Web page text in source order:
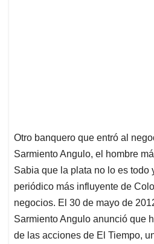
Otro banquero que entró al
Sarmiento Angulo, el hombre
Sabia que la plata no lo es todo
periódico más influyente de
negocios. El 30 de mayo de
Sarmiento Angulo anunció que
de las acciones de El Tiempo,